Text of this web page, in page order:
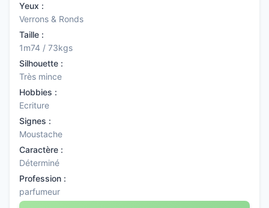
Yeux :
Verrons & Ronds
Taille :
1m74 / 73kgs
Silhouette :
Très mince
Hobbies :
Ecriture
Signes :
Moustache
Caractère :
Déterminé
Profession :
parfumeur